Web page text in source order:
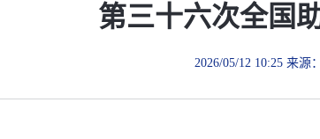
第三十六次全国
2026/05/12 10:25 来源